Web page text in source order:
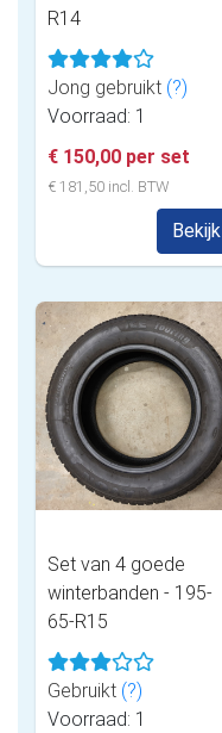
R14
Jong gebruikt (?)
Voorraad: 1
€ 150,00 per set
€ 181,50 incl. BTW
Bekijk
Set van 4 goede
winterbanden - 195-
65-R15
Gebruikt (?)
Voorraad: 1